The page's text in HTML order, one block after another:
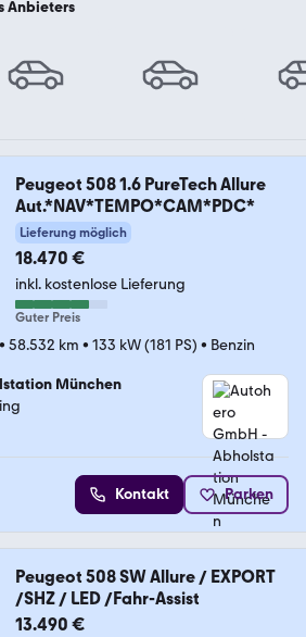
Anbieters
Peugeot 508 1.6 PureTech Allure
Aut.*NAV*TEMPO*CAM*PDC*
Lieferung möglich
18.470 €
inkl. kostenlose Lieferung
Guter Preis
• 58.532 km • 133 kW (181 PS) • Benzin
München
Kontakt Parken
Peugeot 508 SW Allure / EXPORT
/SHZ / LED /Fahr-Assist
13.490 €